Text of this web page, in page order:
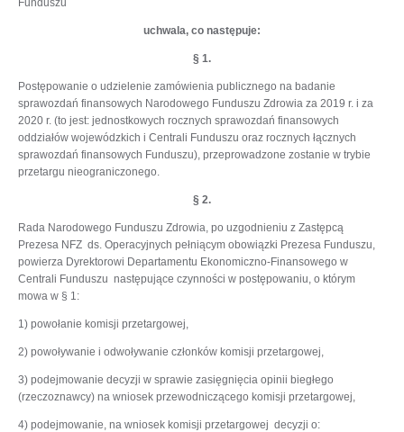
Funduszu
uchwala, co następuje:
§ 1.
Postępowanie o udzielenie zamówienia publicznego na badanie
sprawozdań finansowych Narodowego Funduszu Zdrowia za 2019 r. i za
2020 r. (to jest: jednostkowych rocznych sprawozdań finansowych
oddziałów wojewódzkich i Centrali Funduszu oraz rocznych łącznych
sprawozdań finansowych Funduszu), przeprowadzone zostanie w trybie
przetargu nieograniczonego.
§ 2.
Rada Narodowego Funduszu Zdrowia, po uzgodnieniu z Zastępcą
Prezesa NFZ ds. Operacyjnych pełniącym obowiązki Prezesa Funduszu,
powierza Dyrektorowi Departamentu Ekonomiczno-Finansowego w
Centrali Funduszu następujące czynności w postępowaniu, o którym
mowa w § 1:
1) powołanie komisji przetargowej,
2) powoływanie i odwoływanie członków komisji przetargowej,
3) podejmowanie decyzji w sprawie zasięgnięcia opinii biegłego
(rzeczoznawcy) na wniosek przewodniczącego komisji przetargowej,
4) podejmowanie, na wniosek komisji przetargowej decyzji o: